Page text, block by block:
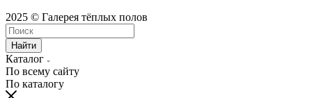
2025 © Галерея тёплых полов
Найти
Каталог
По всему сайту
По каталогу